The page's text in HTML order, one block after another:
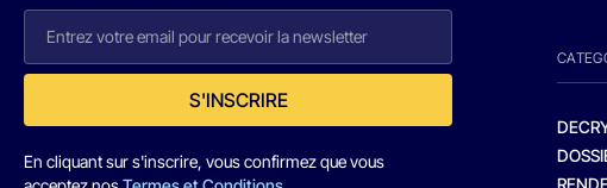
S'INSCRIRE
En cliquant sur s'inscrire, vous confirmez que vous